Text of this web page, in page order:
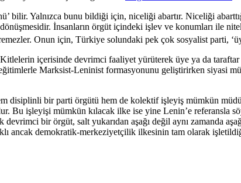
bilir. Yalnızca bunu bildiği için, niceliği abartır. Niceliği
İnsanların örgüt içindeki işlev ve konumları ile
Onun için, Türkiye solundaki pek çok sosyalist parti,
içerisinde devrimci faaliyet yürüterek üye ya da taraftar
Marksist-Leninist formasyonunu geliştirirken siyasi
disiplinli bir parti örgütü hem de kolektif işleyiş mümkün
Bu işleyişi mümkün kılacak ilke ise yine Lenin’e referansla
bir örgüt, salt yukarıdan aşağı değil aynı zamanda
ancak demokratik-merkeziyetçilik ilkesinin tam olarak